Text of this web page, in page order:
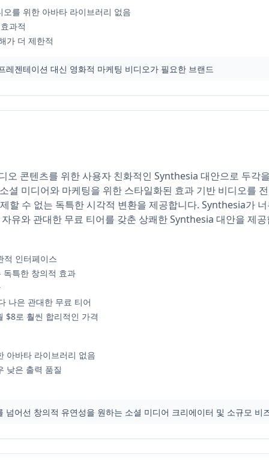
를 위한 아바타 라이브러리 없음
과적
가 더 제한적
레젠테이션 대신 영화적 마케팅 비디오가 필요한 브랜드
오 콘텐츠를 위한 사용자 친화적인 Synthesia 대안으로 두각
셜 미디어와 마케팅을 위한 스타일화된 효과 기반 비디오를
수 없는 독특한 시각적 변환을 제공합니다. Synthesia가
유와 관대한 무료 티어를 갖춘 상쾌한 Synthesia 대안을 제
적 인터페이스
특한 창의적 효과
나은 관대한 무료 티어
$8로 훨씬 합리적인 가격
아바타 라이브러리 없음
낮은 출력 품질
넘어선 창의적 유연성을 원하는 소셜 미디어 크리에이터 및 소규모 비